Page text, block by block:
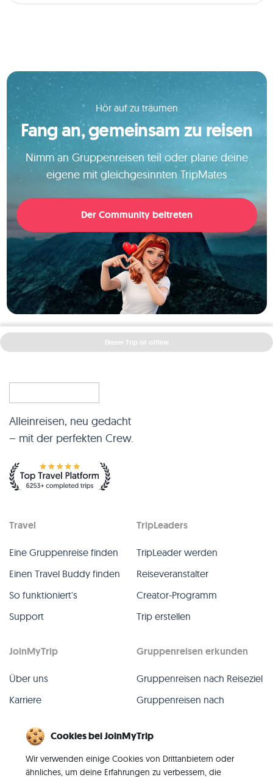
Hör auf zu träumen
Fang an, gemeinsam zu reisen
Nimm an Gruppenreisen teil oder plane deine
eigene mit gleichgesinnten TripMates
Der Community beitreten
Dieser Trip ist offline
Alleinreisen, neu gedacht
– mit der perfekten Crew.
Travel
Eine Gruppenreise finden
Einen Travel Buddy finden
So funktioniert's
Support
TripLeaders
TripLeader werden
Reiseveranstalter
Creator-Programm
Trip erstellen
JoinMyTrip
Über uns
Karriere
Blog
Kontakt
Gruppenreisen erkunden
Gruppenreisen nach Reiseziel
Gruppenreisen nach
Alle Gruppenreisen
Vergangene Gruppenreisen
Cookies bei JoinMyTrip
Wir verwenden einige Cookies von Drittanbietern oder
ähnliches, um deine Erfahrungen zu verbessern, die